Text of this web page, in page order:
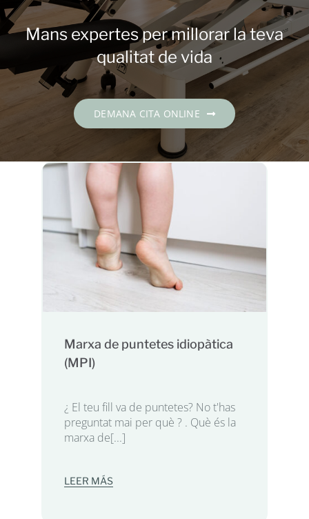
Contacte
Català
Mans expertes per millorar la teva
qualitat de vida
DEMANA CITA ONLINE
Marxa de puntetes idiopàtica
(MPI)
¿ El teu fill va de puntetes? No t'has
preguntat mai per què ? . Què és la
marxa de[...]
LEER MÁS